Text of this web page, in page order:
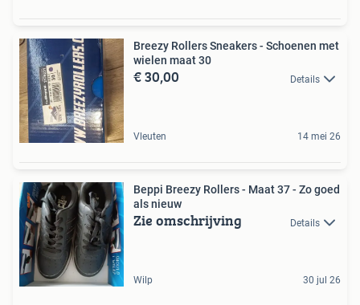
Breezy Rollers Sneakers - Schoenen met
wielen maat 30
€ 30,00 Details
Vleuten 14 mei 26
Beppi Breezy Rollers - Maat 37 - Zo goed
als nieuw
Zie omschrijving Details
Wilp 30 jul 26